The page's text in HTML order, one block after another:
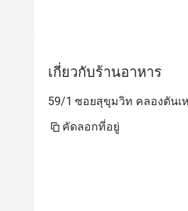
เกี่ยวกับร้านอาหาร
59/1 ซอยสุขุมวิท คลองตันเ
คัดลอกที่อยู่